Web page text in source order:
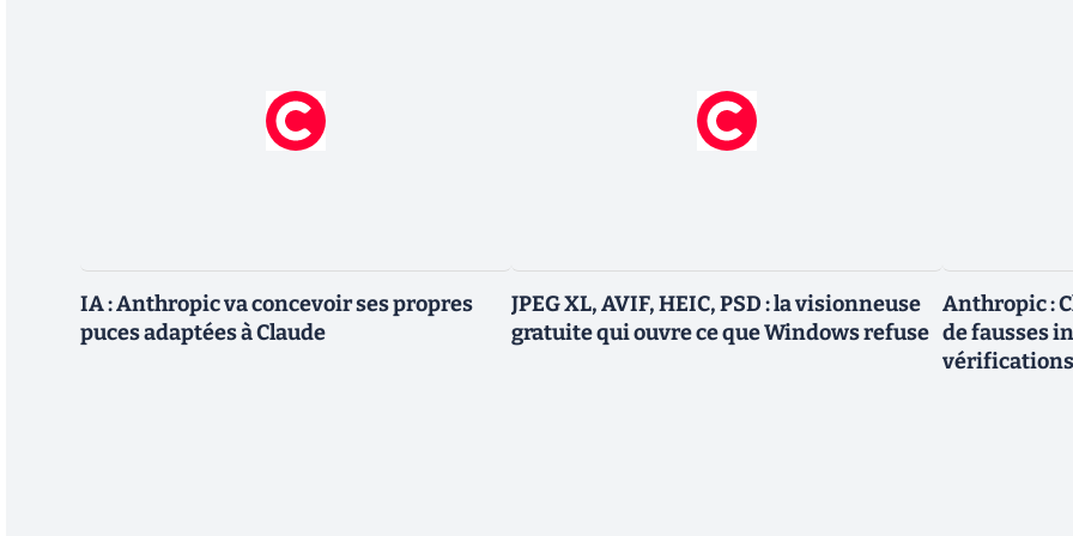
IA : Anthropic va concevoir ses propres
puces adaptées à Claude
JPEG XL, AVIF, HEIC, PSD : la visionneuse
gratuite qui ouvre ce que Windows refuse
Anthropic :
de fausses